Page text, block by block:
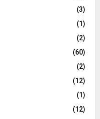
(3)
(1)
(2)
(60)
(2)
(12)
(1)
(12)